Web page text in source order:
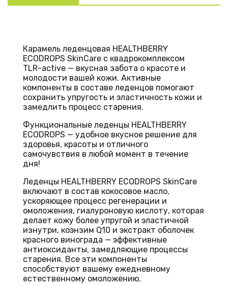
Карамель леденцовая HEALTHBERRY
ECODROPS SkinCare с квадрокомплексом
TLR-active — вкусная забота о красоте и
молодости вашей кожи. Активные
компоненты в составе леденцов помогают
сохранить упругость и эластичность кожи и
замедлить процесс старения.
Функциональные леденцы HEALTHBERRY
ECODROPS — удобное вкусное решение для
здоровья, красоты и отличного
самочувствия в любой момент в течение
дня!
Леденцы HEALTHBERRY ECODROPS SkinCare
включают в состав кокосовое масло,
ускоряющее процесс регенерации и
омоложения, гиалуроновую кислоту, которая
делает кожу более упругой и эластичной
изнутри, коэнзим Q10 и экстракт оболочек
красного винограда — эффективные
антиоксиданты, замедляющие процессы
старения. Все эти компоненты
способствуют вашему ежедневному
естественному омоложению.